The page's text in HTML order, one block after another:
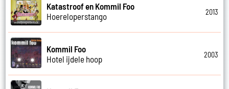
Katastroof en Kommil Foo
Hoereloperstango
2013
Kommil Foo
Hotel ijdele hoop
2003